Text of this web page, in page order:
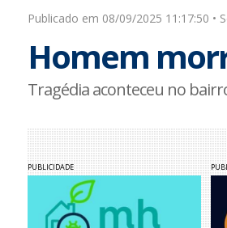
Publicado em 08/09/2025 11:17:50 •
Homem
Tragédia aconteceu no
PUBLICIDADE